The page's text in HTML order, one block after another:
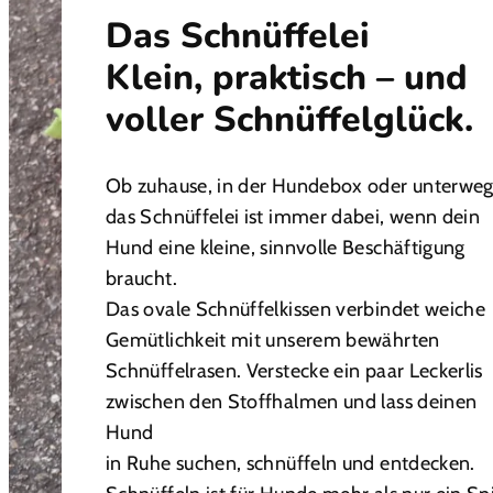
Das Schnüffelei
Klein, praktisch – und
voller Schnüffelglück.
Ob zuhause, in der Hundebox oder
das Schnüffelei ist immer dabei, wenn dein
Hund eine kleine, sinnvolle Beschäftigung
braucht.
Das ovale Schnüffelkissen verbindet weiche
Gemütlichkeit mit unserem bewährten
Schnüffelrasen. Verstecke ein paar Leckerlis
zwischen den Stoffhalmen und lass deinen
Hund
in Ruhe suchen, schnüffeln und entdecken.